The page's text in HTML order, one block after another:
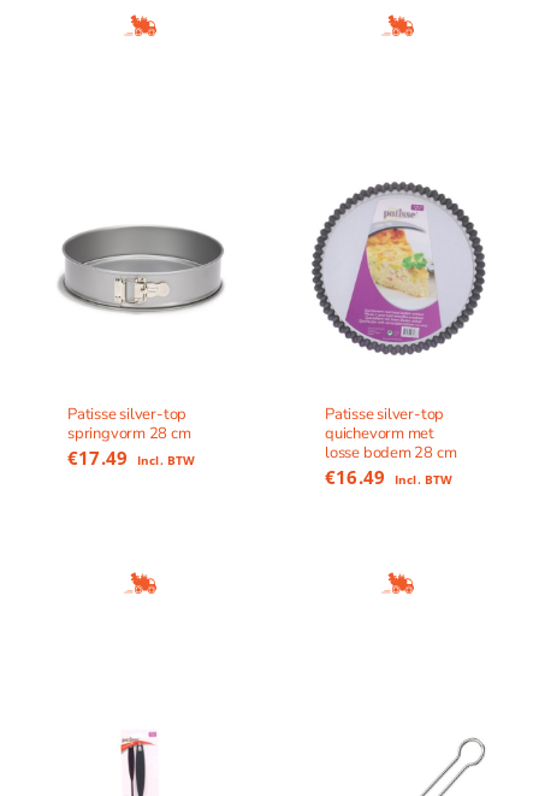
Patisse silver-top
springvorm 28 cm
€17.49 Incl. BTW
Patisse silver-top
quichevorm met
losse bodem 28 cm
€16.49 Incl. BTW